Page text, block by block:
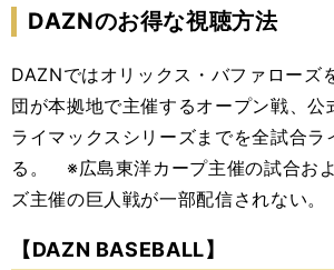
DAZNのお得な視聴方法
DAZNではオリックス・バファローズ
団が本拠地で主催するオープン戦、公
ライマックスシリーズまでを全試合ラ
る。 ※広島東洋カープ主催の試合お
ズ主催の巨人戦が一部配信されない。
【DAZN BASEBALL】